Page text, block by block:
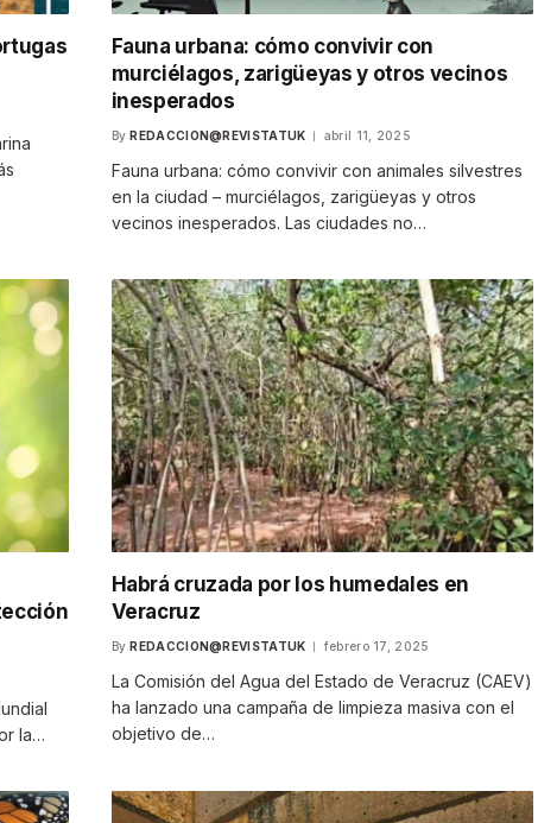
Fauna urbana: cómo convivir con
murciélagos, zarigüeyas y otros vecinos
inesperados
By REDACCION@REVISTATUK abril 11, 2025
Fauna urbana: cómo convivir con animales silvestres
en la ciudad – murciélagos, zarigüeyas y otros
vecinos inesperados. Las ciudades no…
la…
Habrá cruzada por los humedales en
Veracruz
By REDACCION@REVISTATUK febrero 17, 2025
La Comisión del Agua del Estado de Veracruz (CAEV)
ha lanzado una campaña de limpieza masiva con el
objetivo de…